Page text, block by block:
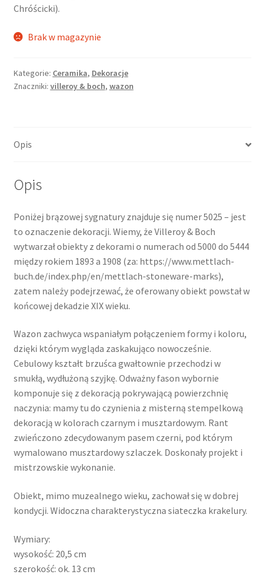
Chróścicki).
Brak w magazynie
Kategorie: Ceramika, Dekoracje
Znaczniki: villeroy & boch, wazon
Opis
Opis
Poniżej brązowej sygnatury znajduje się numer 5025 – jest
to oznaczenie dekoracji. Wiemy, że Villeroy & Boch
wytwarzał obiekty z dekorami o numerach od 5000 do 5444
między rokiem 1893 a 1908 (za: https://www.mettlach-
buch.de/index.php/en/mettlach-stoneware-marks),
zatem należy podejrzewać, że oferowany obiekt powstał w
końcowej dekadzie XIX wieku.
Wazon zachwyca wspaniałym połączeniem formy i koloru,
dzięki którym wygląda zaskakująco nowocześnie.
Cebulowy kształt brzuśca gwałtownie przechodzi w
smukłą, wydłużoną szyjkę. Odważny fason wybornie
komponuje się z dekoracją pokrywającą powierzchnię
naczynia: mamy tu do czynienia z misterną stempelkową
dekoracją w kolorach czarnym i musztardowym. Rant
zwieńczono zdecydowanym pasem czerni, pod którym
wymalowano musztardowy szlaczek. Doskonały projekt i
mistrzowskie wykonanie.
Obiekt, mimo muzealnego wieku, zachował się w dobrej
kondycji. Widoczna charakterystyczna siateczka krakelury.
Wymiary:
wysokość: 20,5 cm
szerokość: ok. 13 cm